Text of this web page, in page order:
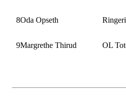
8Oda Opseth
9Margrethe Thirud OL